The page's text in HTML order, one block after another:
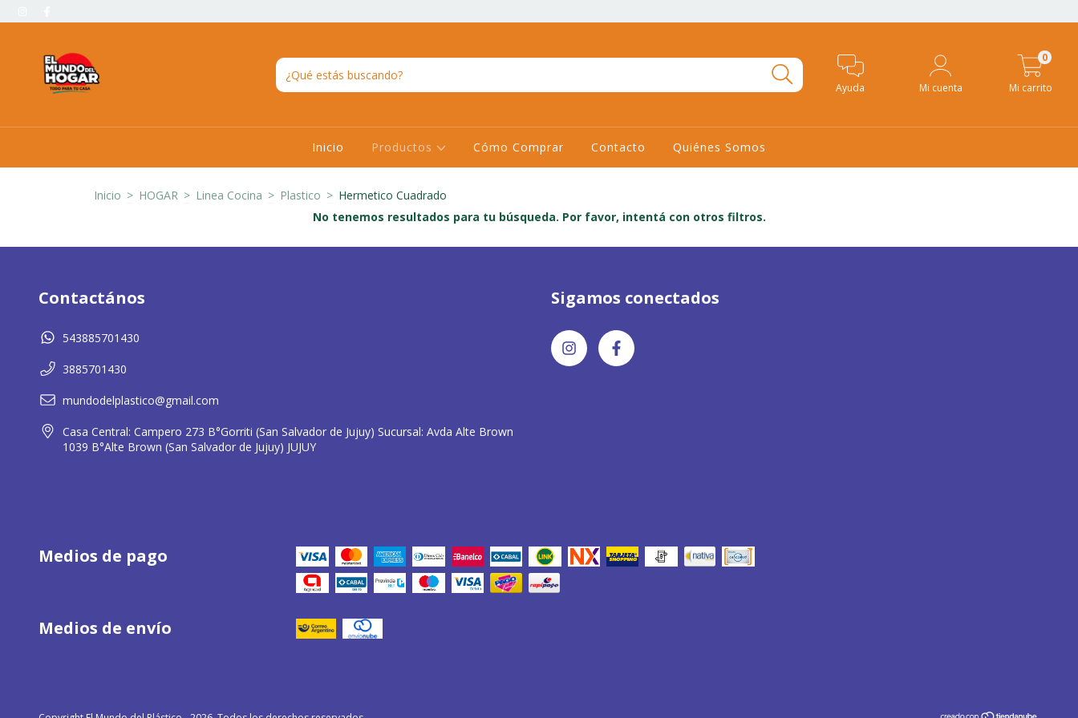
Ayuda Mi cuenta Mi carrito
0
Inicio Productos Cómo Comprar Contacto Quiénes Somos
Inicio > HOGAR > Linea Cocina > Plastico > Hermetico Cuadrado
No tenemos resultados para tu búsqueda. Por favor, intentá con otros filtros.
Contactános
543885701430
3885701430
mundodelplastico@gmail.com
Casa Central: Campero 273 B°Gorriti (San Salvador de Jujuy) Sucursal: Avda Alte Brown
1039 B°Alte Brown (San Salvador de Jujuy) JUJUY
Sigamos conectados
Medios de pago
Medios de envío